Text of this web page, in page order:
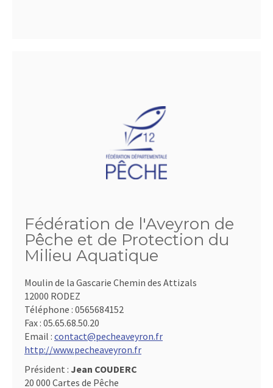
Fédération de l'Aveyron de
Pêche et de Protection du
Milieu Aquatique
Moulin de la Gascarie Chemin des Attizals
12000 RODEZ
Téléphone : 0565684152
Fax : 05.65.68.50.20
Email : contact@pecheaveyron.fr
http://www.pecheaveyron.fr
Président : Jean COUDERC
20 000 Cartes de Pêche